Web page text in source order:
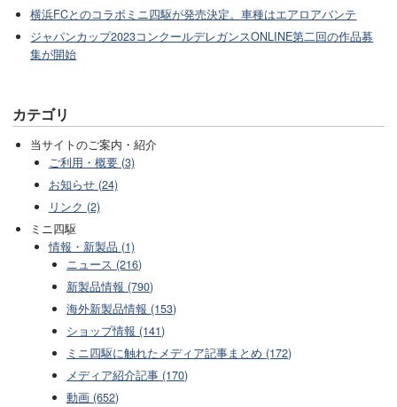
横浜FCとのコラボミニ四駆が発売決定。車種はエアロアバンテ
ジャパンカップ2023コンクールデレガンスONLINE第二回の作品募
集が開始
カテゴリ
当サイトのご案内・紹介
ご利用・概要 (3)
お知らせ (24)
リンク (2)
ミニ四駆
情報・新製品 (1)
ニュース (216)
新製品情報 (790)
海外新製品情報 (153)
ショップ情報 (141)
ミニ四駆に触れたメディア記事まとめ (172)
メディア紹介記事 (170)
動画 (652)